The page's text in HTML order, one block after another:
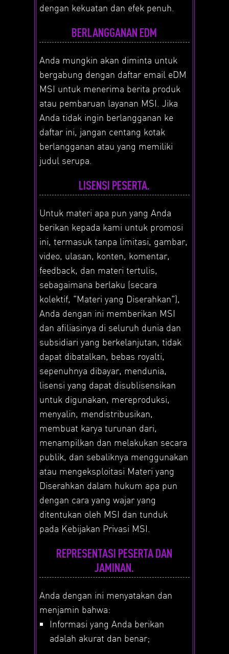
dengan kekuatan dan efek penuh.
BERLANGGANAN EDM
Anda mungkin akan diminta untuk
bergabung dengan daftar email eDM
MSI untuk menerima berita produk
atau pembaruan layanan MSI. Jika
Anda tidak ingin berlangganan ke
daftar ini, jangan centang kotak
berlangganan atau yang memiliki
judul serupa.
LISENSI PESERTA.
Untuk materi apa pun yang Anda
berikan kepada kami untuk promosi
ini, termasuk tanpa limitasi, gambar,
video, ulasan, konten, komentar,
feedback, dan materi tertulis,
sebagaimana berlaku (secara
kolektif, "Materi yang Diserahkan"),
Anda dengan ini memberikan MSI
dan afiliasinya di seluruh dunia dan
subsidiari yang berkelanjutan, tidak
dapat dibatalkan, bebas royalti,
sepenuhnya dibayar, mendunia,
lisensi yang dapat disublisensikan
untuk digunakan, mereproduksi,
menyalin, mendistribusikan,
membuat karya turunan dari,
menampilkan dan melakukan secara
publik, dan sebaliknya menggunakan
atau mengeksploitasi Materi yang
Diserahkan dalam hukum apa pun
dengan cara yang wajar yang
ditentukan oleh MSI dan tunduk
pada Kebijakan Privasi MSI.
REPRESENTASI PESERTA DAN
JAMINAN.
Anda dengan ini menyatakan dan
menjamin bahwa:
Informasi yang Anda berikan
adalah akurat dan benar;